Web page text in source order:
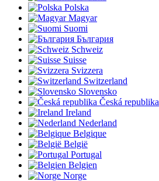
Polska
Magyar
Suomi
България
Schweiz
Suisse
Svizzera
Switzerland
Slovensko
Česká republika
Ireland
Nederland
Belgique
België
Portugal
Belgien
Norge